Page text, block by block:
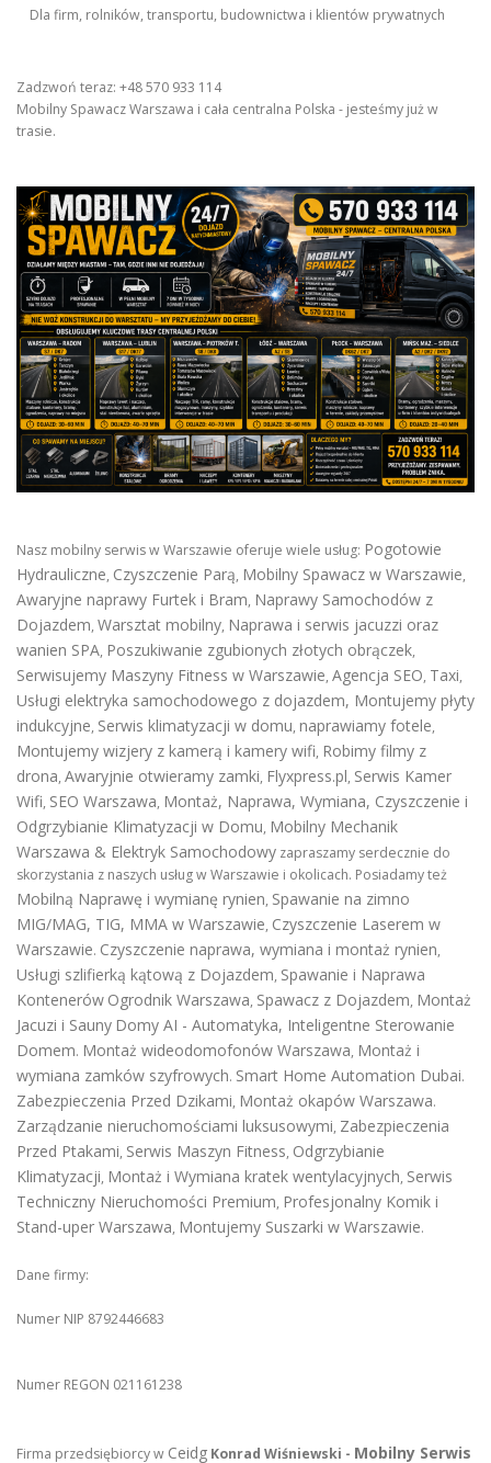
Dla firm, rolników, transportu, budownictwa i klientów prywatnych
Zadzwoń teraz: +48 570 933 114
Mobilny Spawacz Warszawa i cała centralna Polska - jesteśmy już w
trasie.
Nasz mobilny serwis w Warszawie oferuje wiele usług: Pogotowie
Hydrauliczne, Czyszczenie Parą, Mobilny Spawacz w Warszawie,
Awaryjne naprawy Furtek i Bram, Naprawy Samochodów z
Dojazdem, Warsztat mobilny, Naprawa i serwis jacuzzi oraz
wanien SPA, Poszukiwanie zgubionych złotych obrączek,
Serwisujemy Maszyny Fitness w Warszawie, Agencja SEO, Taxi,
Usługi elektryka samochodowego z dojazdem, Montujemy płyty
indukcyjne, Serwis klimatyzacji w domu, naprawiamy fotele,
Montujemy wizjery z kamerą i kamery wifi, Robimy filmy z
drona, Awaryjnie otwieramy zamki, Flyxpress.pl, Serwis Kamer
Wifi, SEO Warszawa, Montaż, Naprawa, Wymiana, Czyszczenie i
Odgrzybianie Klimatyzacji w Domu, Mobilny Mechanik
Warszawa & Elektryk Samochodowy zapraszamy serdecznie do
skorzystania z naszych usług w Warszawie i okolicach. Posiadamy też
Mobilną Naprawę i wymianę rynien, Spawanie na zimno
MIG/MAG, TIG, MMA w Warszawie, Czyszczenie Laserem w
Warszawie. Czyszczenie naprawa, wymiana i montaż rynien,
Usługi szlifierką kątową z Dojazdem, Spawanie i Naprawa
Kontenerów Ogrodnik Warszawa, Spawacz z Dojazdem, Montaż
Jacuzi i Sauny Domy AI - Automatyka, Inteligentne Sterowanie
Domem. Montaż wideodomofonów Warszawa, Montaż i
wymiana zamków szyfrowych. Smart Home Automation Dubai.
Zabezpieczenia Przed Dzikami, Montaż okapów Warszawa.
Zarządzanie nieruchomościami luksusowymi, Zabezpieczenia
Przed Ptakami, Serwis Maszyn Fitness, Odgrzybianie
Klimatyzacji, Montaż i Wymiana kratek wentylacyjnych, Serwis
Techniczny Nieruchomości Premium, Profesjonalny Komik i
Stand-uper Warszawa, Montujemy Suszarki w Warszawie.
Dane firmy:
Numer NIP 8792446683
Numer REGON 021161238
Firma przedsiębiorcy w Ceidg Konrad Wiśniewski - Mobilny Serwis